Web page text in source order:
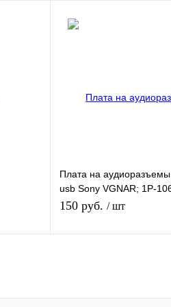
Плата на
usb Sony VGNAR; 1P-
REV: 1.1
150 руб. / шт